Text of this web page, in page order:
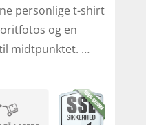
personlige t-shirt
og en
midtpunktet. …